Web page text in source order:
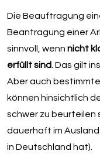
Die Beauftragung
Beantragung einer
sinnvoll, wenn nicht
erfüllt sind . Das gilt
Aber auch
können hinsichtlich
schwer zu beurteilen
dauerhaft im
in Deutschland hat).